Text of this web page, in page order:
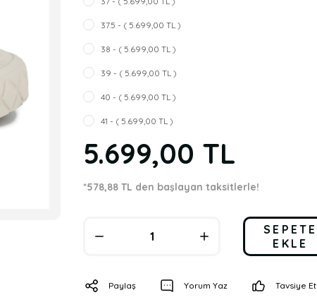
37.5 - ( 5.699,00 TL )
38 - ( 5.699,00 TL )
39 - ( 5.699,00 TL )
40 - ( 5.699,00 TL )
41 - ( 5.699,00 TL )
5.699,00 TL
*578,88 TL den başlayan taksitlerle!
SEPETE
EKLE
Paylaş Yorum Yaz Tavsiye Et